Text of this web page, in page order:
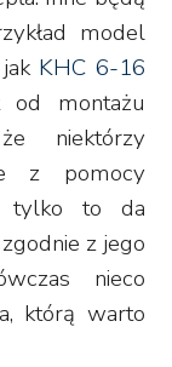
model
KHC 6-16
od montażu
niektórzy
z pomocy
tylko to da
z jego
nieco
którą warto